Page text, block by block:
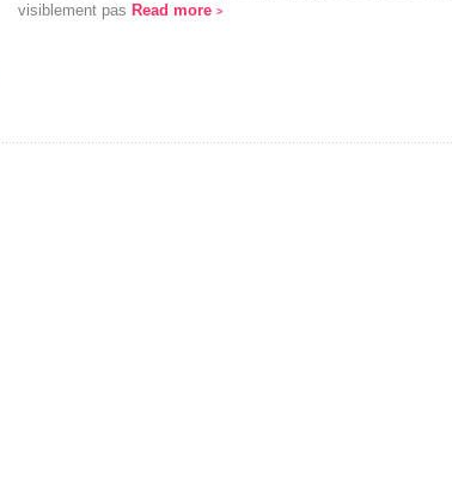
visiblement pas Read more >